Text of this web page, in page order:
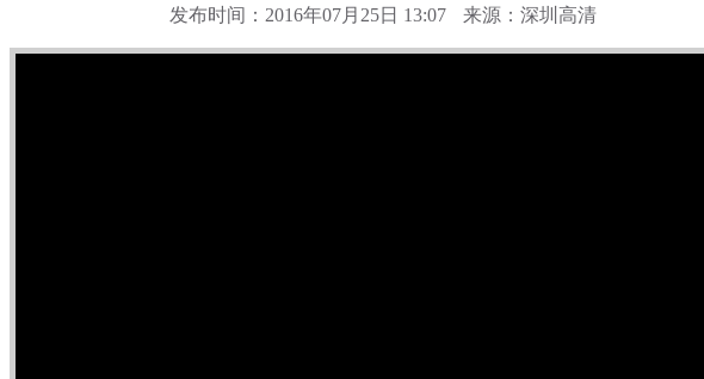
发布时间：2016年07月25日 13:07 来源：深圳高清